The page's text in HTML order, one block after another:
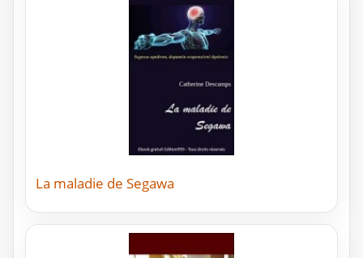
La maladie de Segawa